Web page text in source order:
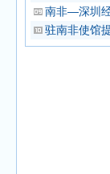
南非—深圳
驻南非使馆